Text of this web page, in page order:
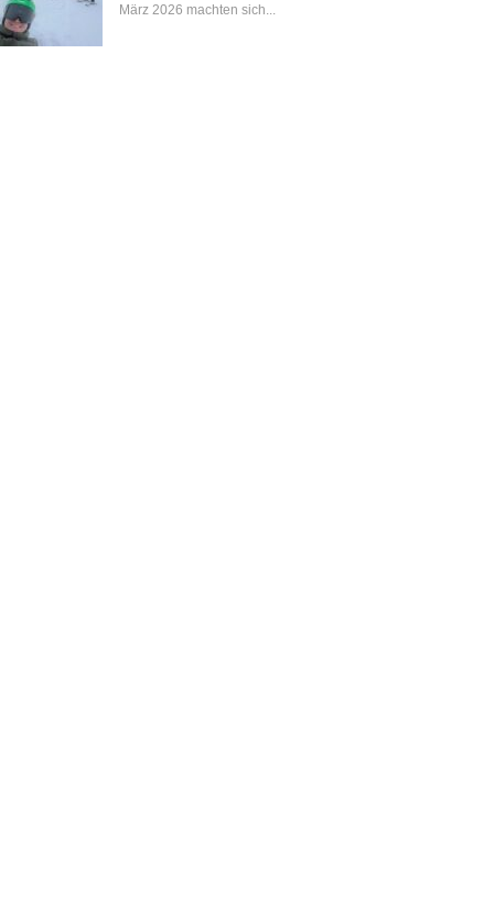
März 2026 machten sich...